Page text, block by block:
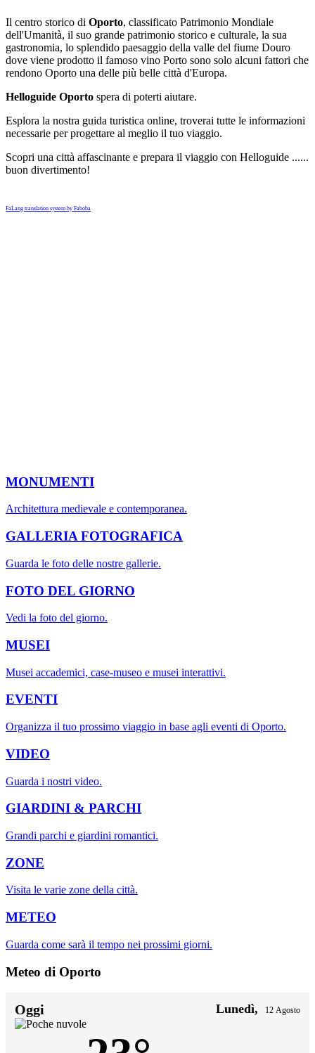
Il centro storico di Oporto, classificato Patrimonio Mondiale
dell'Umanità, il suo grande patrimonio storico e culturale, la sua
gastronomia, lo splendido paesaggio della valle del fiume Douro
dove viene prodotto il famoso vino Porto sono solo alcuni fattori che
rendono Oporto una delle più belle città d'Europa.
Helloguide Oporto spera di poterti aiutare.
Esplora la nostra guida turistica online, troverai tutte le informazioni
necessarie per progettare al meglio il tuo viaggio.
Scopri una città affascinante e prepara il viaggio con Helloguide ......
buon divertimento!
FaLang translation system by Faboba
MONUMENTI
Architettura medievale e contemporanea.
GALLERIA FOTOGRAFICA
Guarda le foto delle nostre gallerie.
FOTO DEL GIORNO
Vedi la foto del giorno.
MUSEI
Musei accademici, case-museo e musei interattivi.
EVENTI
Organizza il tuo prossimo viaggio in base agli eventi di Oporto.
VIDEO
Guarda i nostri video.
GIARDINI & PARCHI
Grandi parchi e giardini romantici.
ZONE
Visita le varie zone della città.
METEO
Guarda come sarà il tempo nei prossimi giorni.
Meteo di Oporto
Oggi Lunedì, 12 Agosto